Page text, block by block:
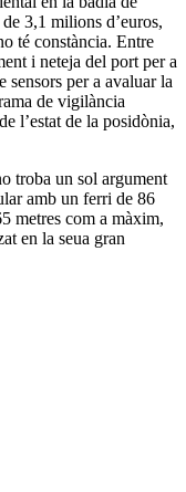
3,1 milions d’euros,
té constància. Entre
i neteja del port per a
sensors per a avaluar la
de vigilància
l’estat de la posidònia,
troba un sol argument
amb un ferri de 86
metres com a màxim,
en la seua gran